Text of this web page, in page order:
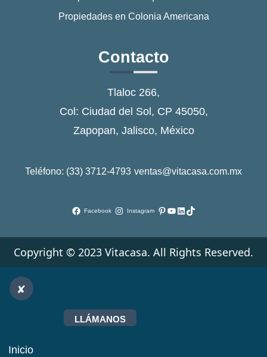
Propiedades en Colonia Americana
Contacto
Tlaloc 266,
Col: Ciudad del Sol, CP 45050,
Zapopan, Jalisco, México
Teléfono: (33) 3712-4793 ventas@vitacasa.com.mx
Facebook Instagram Pinterest
YouTube
LinkedIn
TikTok
Copyright © 2023 Vitacasa. All Rights Reserved.
LLÁMANOS
Inicio